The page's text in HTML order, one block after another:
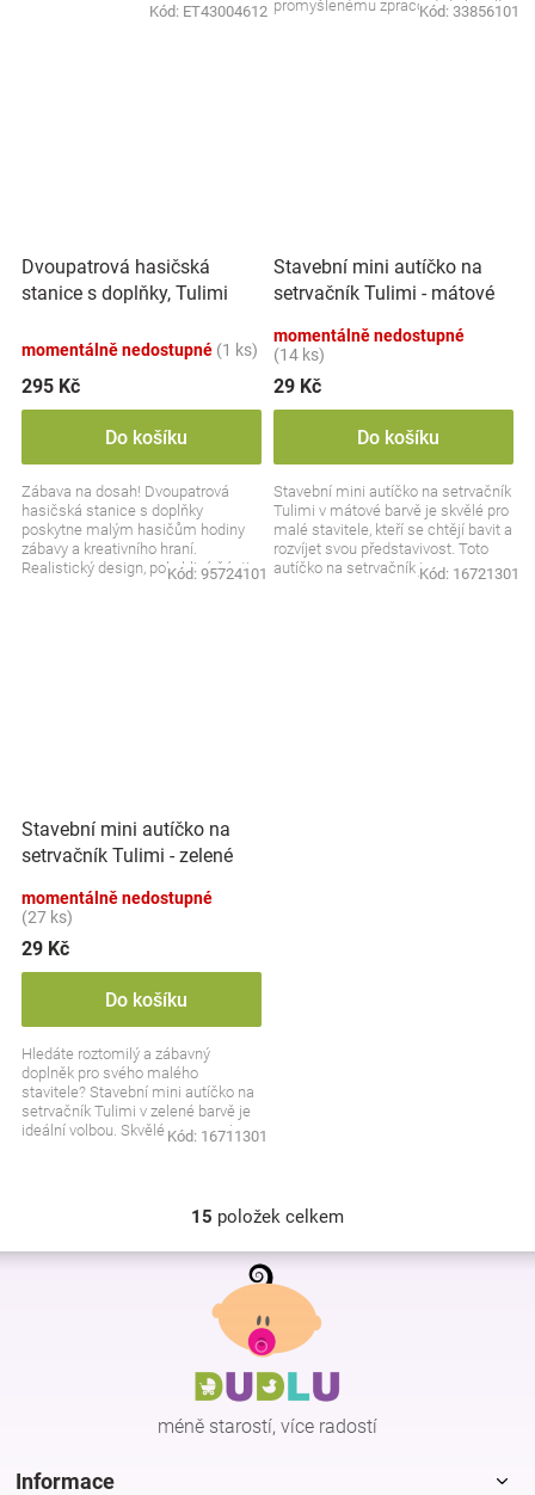
Kód: ET43004612 promyšlenému zpracování si malí
Kód: 33856101
Dvoupatrová hasičská
stanice s doplňky, Tulimi
momentálně nedostupné (1 ks)
295 Kč
Do košíku
Zábava na dosah! Dvoupatrová
hasičská stanice s doplňky
poskytne malým hasičům hodiny
zábavy a kreativního hraní.
Realistický design, pohyblivé části a
Kód: 95724101
Stavební mini autíčko na
setrvačník Tulimi - mátové
momentálně nedostupné
(14 ks)
29 Kč
Do košíku
Stavební mini autíčko na setrvačník
Tulimi v mátové barvě je skvělé pro
malé stavitele, kteří se chtějí bavit a
rozvíjet svou představivost. Toto
autíčko na setrvačník je...
Kód: 16721301
Stavební mini autíčko na
setrvačník Tulimi - zelené
momentálně nedostupné
(27 ks)
29 Kč
Do košíku
Hledáte roztomilý a zábavný
doplněk pro svého malého
stavitele? Stavební mini autíčko na
setrvačník Tulimi v zelené barvě je
ideální volbou. Skvělé pro rozvoj
Kód: 16711301
O
v
l
d
a
c
í
p
r
15 položek celkem
Z
méně starostí, více radostí
Informace